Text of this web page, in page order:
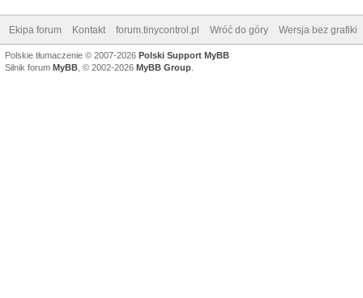
Ekipa forum Kontakt forum.tinycontrol.pl Wróć do góry Wersja bez grafiki
Polskie tłumaczenie © 2007-2026 Polski Support MyBB
Silnik forum MyBB , © 2002-2026 MyBB Group